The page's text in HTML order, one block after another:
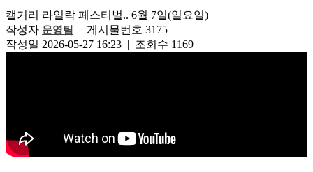
캘거리 라일락 페스티벌.. 6월 7일(일요일)
작성자 운영팀
| 게시물번호 3175
작성일 2026-05-27 16:23 | 조회수 1169